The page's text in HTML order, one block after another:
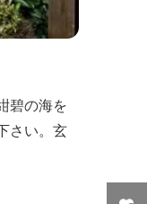
碧の海を
さい。玄